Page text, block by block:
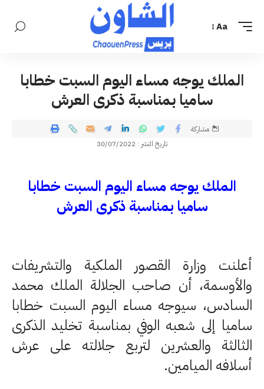
Aa
الملك يوجه مساء اليوم السبت خطابا
ساميا بمناسبة ذكرى العرش
تاريخ النشر : 30/07/2022
مشاركة
الملك يوجه مساء اليوم السبت خطابا
ساميا بمناسبة ذكرى العرش
أعلنت وزارة القصور الملكية والتشريفات
والأوسمة، أن صاحب الجلالة الملك محمد
السادس، سيوجه مساء اليوم السبت خطابا
ساميا إلى شعبه الوفي بمناسبة تخليد الذكرى
الثالثة والعشرين لتربع جلالته على عرش
أسلافه الميامين.